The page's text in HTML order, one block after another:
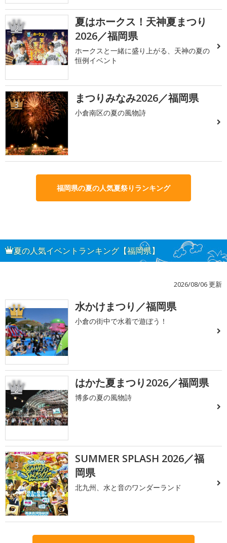
2
夏はホークス！天神夏まつり
2026／福岡県
ホークスと一緒に盛り上がる、天神の夏の
恒例イベント
3 まつりみなみ2026／福岡県
小倉南区の夏の風物詩
福岡県の夏の人気夏祭りランキング
夏の人気イベントランキング【福岡県】
2026/08/06 更新
1 水かけまつり／福岡県
小倉の街中で水着で遊ぼう！
2 はかた夏まつり2026／福岡県
博多の夏の風物詩
3
SUMMER SPLASH 2026／福
岡県
北九州、水と音のワンダーランド